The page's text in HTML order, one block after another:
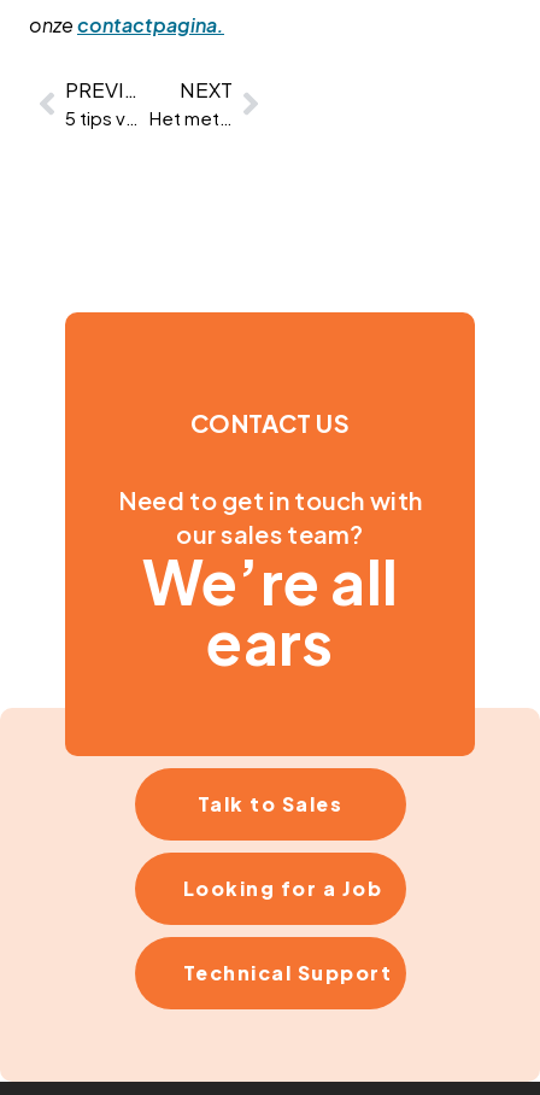
onzecontactpagina.
PREVIOUS
5 tips voor het ontwerpen van een virtueel beoordelingscentrum
NEXT
Het meten van zachte vaardigheden
CONTACT US
Need to get in touch with
our sales team?
We’re all
ears
Talk to Sales
Looking for a Job
Technical Support